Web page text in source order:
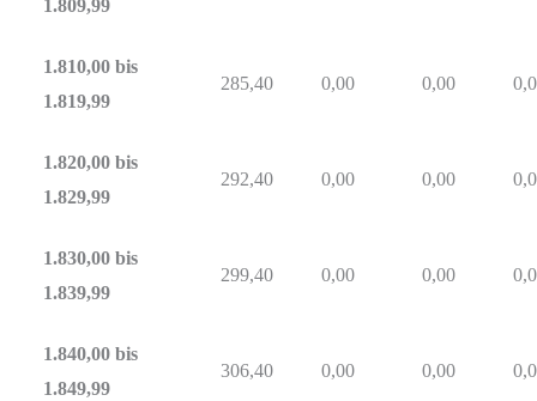
1.809,99
1.810,00 bis
1.819,99
285,40 0,00 0,00
1.820,00 bis
1.829,99
292,40 0,00 0,00
1.830,00 bis
1.839,99
299,40 0,00 0,00
1.840,00 bis
1.849,99
306,40 0,00 0,00